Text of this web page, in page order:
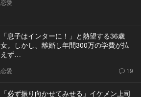
恋愛
「息子はインターに！」と熱望する36歳
女。しかし、離婚し年間300万の学費が払
えず…
恋愛 19
「必ず振り向かせてみせる」イケメン上司